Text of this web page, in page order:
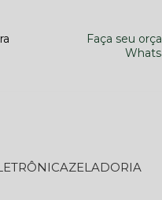
Faça seu
ZELADORIA